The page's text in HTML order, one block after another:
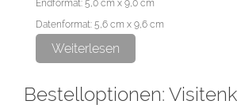
Endformat: 5,0 cm x 9,0 cm
Datenformat: 5,6 cm x 9,6 cm
anlegen und als Lack bezeichnen. Alle
Weiterlesen
Bestelloptionen: